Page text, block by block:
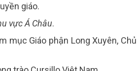
giáo.
vực Á Châu.
mục Giáo phận Long Xuyên, Chủ